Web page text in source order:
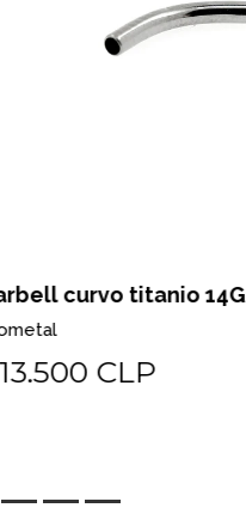
14GA - 1.6mm